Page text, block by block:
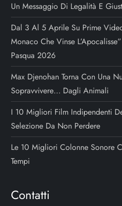
Un Messaggio Di Legalità E
Dal 3 Al 5 Aprile Su Prime
Monaco Che Vinse
Pasqua 2026
Max Djenohan Torna Con Una
Sopravvivere… Dagli Animali
I 10 Migliori Film Indipendenti
Selezione Da Non Perdere
Le 10 Migliori Colonne Sonore
Tempi
Contatti